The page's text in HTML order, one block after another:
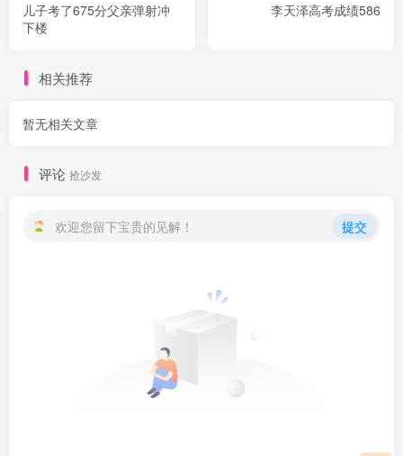
儿子考了675分父亲弹射冲
下楼
李天泽高考成绩586
相关推荐
暂无相关文章
评论 抢沙发
欢迎您留下宝贵的见解！ 提交